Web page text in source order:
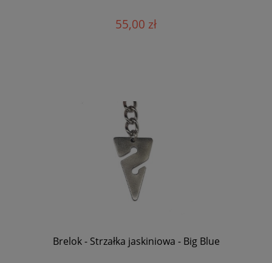
55,00 zł
Brelok - Strzałka jaskiniowa - Big Blue